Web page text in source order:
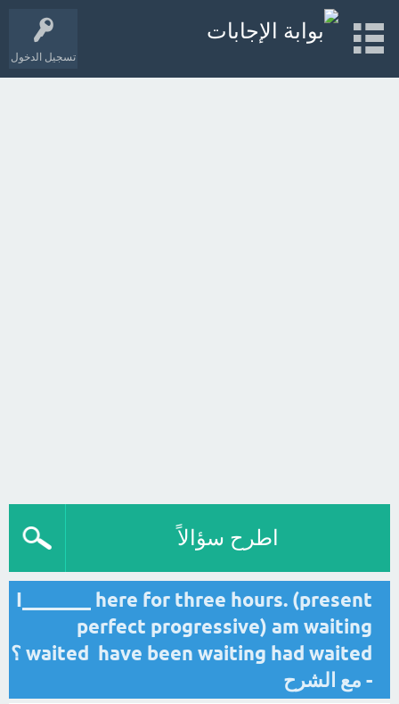
تسجيل الدخول
اطرح سؤالاً
I_______ here for three hours. (present
perfect progressive) am waiting
waited have been waiting had waited ؟
- مع الشرح